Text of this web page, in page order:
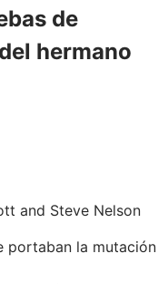
de
hermano
portaban la mutación